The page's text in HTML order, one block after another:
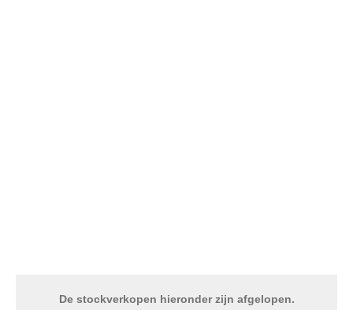
De stockverkopen hieronder zijn afgelopen.